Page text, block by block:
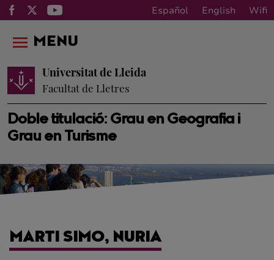
Español English Wifi
Doble titulació: Grau en Geografia i
Grau en Turisme
Universitat de Lleida
Facultat de Lletres
MENU
MARTI SIMO, NURIA